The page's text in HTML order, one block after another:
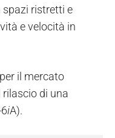
ristretti e
e velocità in
il mercato
di una
iA).